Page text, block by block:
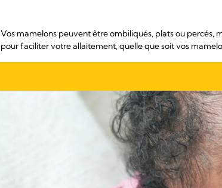
Vos mamelons peuvent être ombiliqués, plats ou percés,
pour faciliter votre allaitement, quelle que soit vos